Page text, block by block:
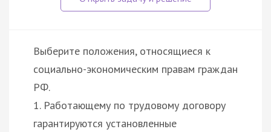
Выберите положения, относящиеся к
социально-экономическим правам граждан
РФ.
1. Работающему по трудовому договору
гарантируются установленные